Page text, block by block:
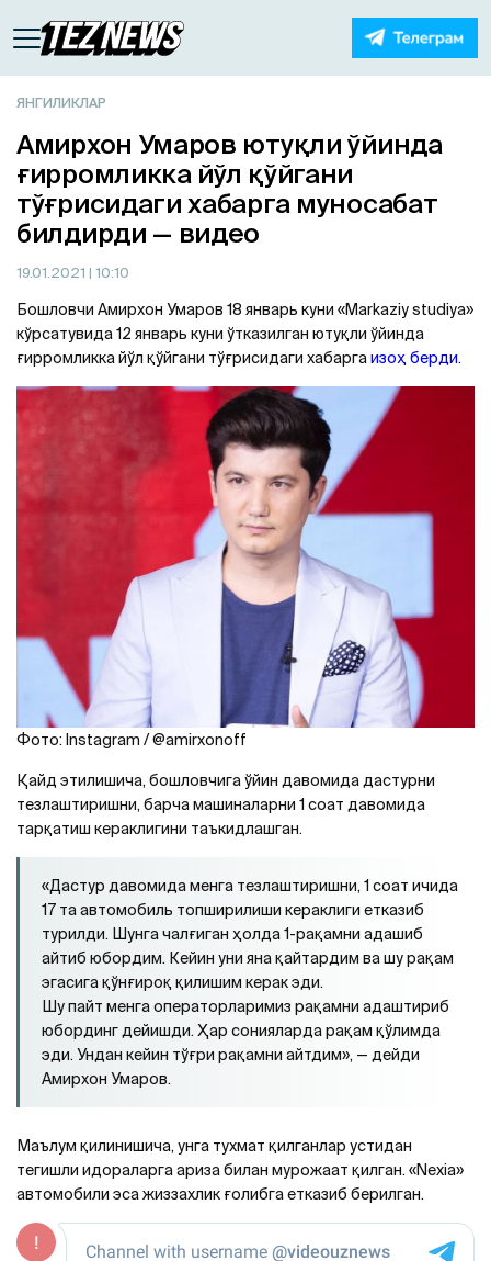
ЯНГИЛИКЛАР
Амирхон Умаров ютуқли ўйинда
ғирромликка йўл қўйгани
тўғрисидаги хабарга муносабат
билдирди — видео
19.01.2021 | 10:10
Бошловчи Амирхон Умаров 18 январь куни «Markaziy studiya»
кўрсатувида 12 январь куни ўтказилган ютуқли ўйинда
ғирромликка йўл қўйгани тўғрисидаги хабаргаизоҳ берди.
Фото: Instagram / @amirxonoff
Қайд этилишича, бошловчига ўйин давомида дастурни
тезлаштиришни, барча машиналарни 1 соат давомида
тарқатиш кераклигини таъкидлашган.
«Дастур давомида менга тезлаштиришни, 1 соат ичида
17 та автомобиль топширилиши кераклиги етказиб
турилди. Шунга чалғиган ҳолда 1-рақамни адашиб
айтиб юбордим. Кейин уни яна қайтардим ва шу рақам
эгасига қўнғироқ қилишим керак эди.
Шу пайт менга операторларимиз рақамни адаштириб
юбординг дейишди. Ҳар сонияларда рақам қўлимда
эди. Ундан кейин тўғри рақамни айтдим», — дейди
Амирхон Умаров.
Маълум қилинишича, унга тухмат қилганлар устидан
тегишли идораларга ариза билан мурожаат қилган. «Nexia»
автомобили эса жиззахлик ғолибга етказиб берилган.